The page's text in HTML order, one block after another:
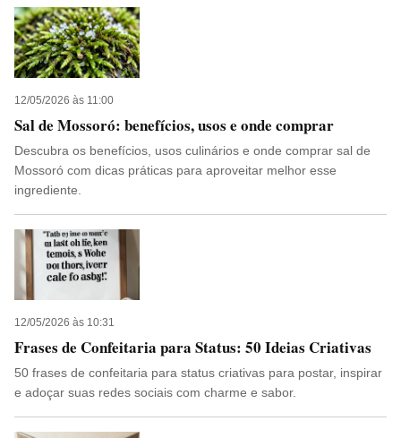
12/05/2026 às 11:00
Sal de Mossoró: benefícios, usos e onde comprar
Descubra os benefícios, usos culinários e onde comprar sal de
Mossoró com dicas práticas para aproveitar melhor esse
ingrediente.
12/05/2026 às 10:31
Frases de Confeitaria para Status: 50 Ideias Criativas
50 frases de confeitaria para status criativas para postar, inspirar
e adoçar suas redes sociais com charme e sabor.